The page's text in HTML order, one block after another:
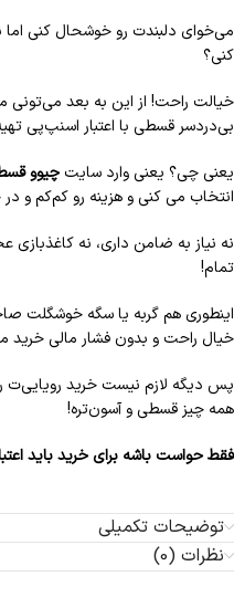
می‌خوای دلبندت رو خوشحال کنی
کنی؟
خیالت راحت! از این به بعد
بی‌دردسر قسطی با اعتبار اسنپ‌پی
یعنی چی؟ یعنی وارد سایت چیوو
انتخاب می کنی و هزینه رو کم‌کم و
نه نیاز به ضامن داری، نه
تمام!
اینطوری هم گربه یا سگه خوشگلت
خیال راحت و بدون فشار مالی خرید
پس دیگه لازم نیست خرید رویایی‌ت
همه چیز قسطی و آسون‌تره!
فقط حواست باشه برای خرید باید
توضیحات تکمیلی
نظرات (0)